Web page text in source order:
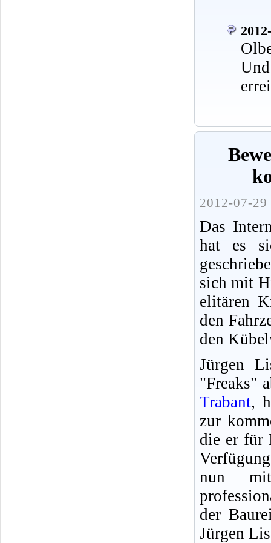
2012-07-29
Das
hat es
sich mit
elitären
den
den
Jürgen
"Freaks"
Trabant,
zur
die er für
nun
der
Jürgen